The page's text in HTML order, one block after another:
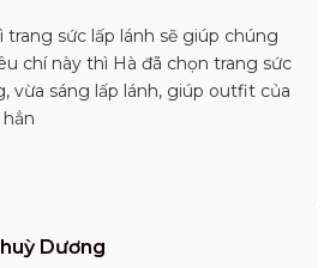
sức lấp lánh sẽ giúp chúng
chí này thì Hà đã chọn trang sức
vừa sáng lấp lánh, giúp outfit của
Dương